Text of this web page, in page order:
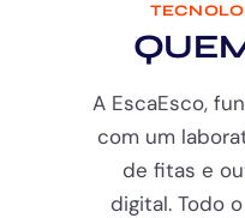
A EscaEsco,
com um
de fitas e
digital. Todo